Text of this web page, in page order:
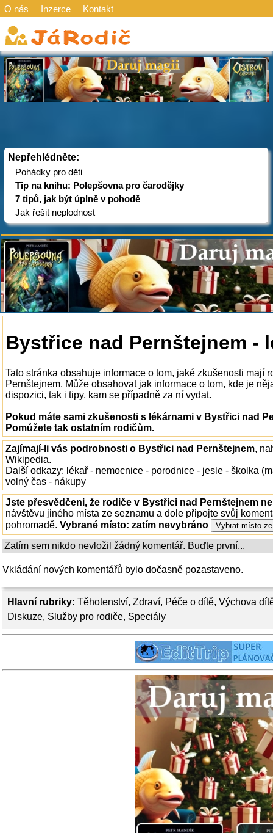
O nás Inzerce Kontakt
Nepřehlédněte:
Pohádky pro děti
Tip na knihu: Polepšovna pro čarodějky
7 tipů, jak být úplně v pohodě
Jak řešit neplodnost
Hlavní rubriky: Těhotenství, Zdraví, Péče o dítě, Výchova
Diskuze, Služby pro rodiče, Speciály
Bystřice nad Pernštejnem -
Tato stránka obsahuje informace o tom, jaké zkušenosti mají
Pernštejnem. Může obsahovat jak informace o tom, kde je
dispozici, tak i tipy, kam se případně za ní vydat.
Pokud máte sami zkušenosti s lékárnami v Bystřici nad
Pomůžete tak ostatním rodičům.
Zajímají-li vás podrobnosti o Bystřici nad Pernštejnem,
Wikipedia.
Další odkazy: lékař - nemocnice - porodnice - jesle - školka
volný čas - nákupy
Jste přesvědčeni, že rodiče v Bystřici nad Pernštejnem
návštěvu jiného místa ze seznamu a dole připojte svůj
pohromadě. Vybrané místo: zatím nevybráno
Zatím sem nikdo nevložil žádný komentář. Buďte první...
Vkládání nových komentářů bylo dočasně pozastaveno.